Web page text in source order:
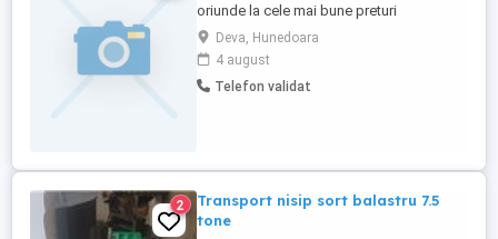
oriunde la cele mai bune preturi
Deva, Hunedoara
4 august
Telefon validat
2
Transport nisip sort balastru 7.5
tone